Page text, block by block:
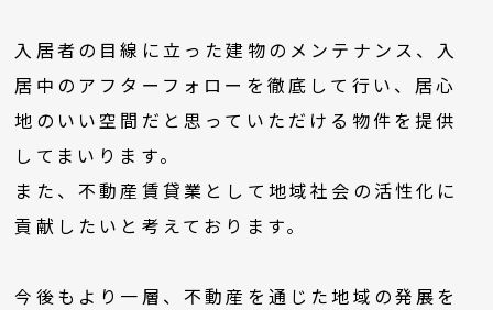
入居者の目線に立った建物のメンテナンス、入
居中のアフターフォローを徹底して行い、居心
地のいい空間だと思っていただける物件を提供
してまいります。
また、不動産賃貸業として地域社会の活性化に
貢献したいと考えております。
今後もより一層、不動産を通じた地域の発展を